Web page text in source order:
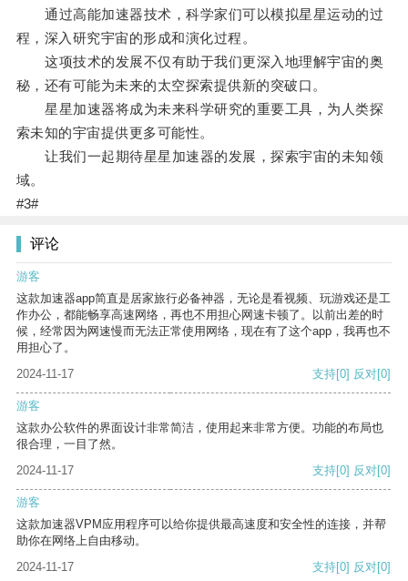
通过高能加速器技术，科学家们可以模拟星星运动的过
程，深入研究宇宙的形成和演化过程。
这项技术的发展不仅有助于我们更深入地理解宇宙的奥
秘，还有可能为未来的太空探索提供新的突破口。
星星加速器将成为未来科学研究的重要工具，为人类探
索未知的宇宙提供更多可能性。
让我们一起期待星星加速器的发展，探索宇宙的未知领
域。
#3#
评论
游客
这款加速器app简直是居家旅行必备神器，无论是看视频、玩游戏还是工
作办公，都能畅享高速网络，再也不用担心网速卡顿了。以前出差的时
候，经常因为网速慢而无法正常使用网络，现在有了这个app，我再也不
用担心了。
2024-11-17
支持[0] 反对[0]
游客
这款办公软件的界面设计非常简洁，使用起来非常方便。功能的布局也
很合理，一目了然。
2024-11-17
支持[0] 反对[0]
游客
这款加速器VPM应用程序可以给你提供最高速度和安全性的连接，并帮
助你在网络上自由移动。
2024-11-17
支持[0] 反对[0]